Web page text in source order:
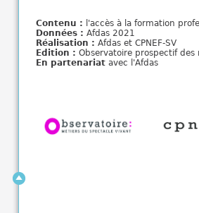
Contenu :
l'accès à la formation
Données : Afdas 2021
Réalisation : Afdas et CPNEF-SV
Edition : Observatoire prospectif
En partenariat avec l'Afdas